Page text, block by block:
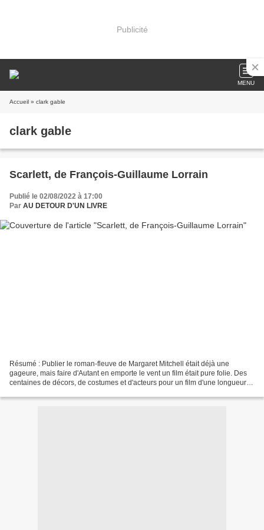
Publicité
MENU
Accueil » clark gable
clark gable
Scarlett, de François-Guillaume Lorrain
Publié le 02/08/2022 à 17:00
Par AU DETOUR D'UN LIVRE
Résumé : Publier le roman-fleuve de Margaret Mitchell était déjà une
gageure, mais faire d'Autant en emporte le vent un film était pure folie. Des
centaines de décors, de costumes et d'acteurs pour un film d'une longueur